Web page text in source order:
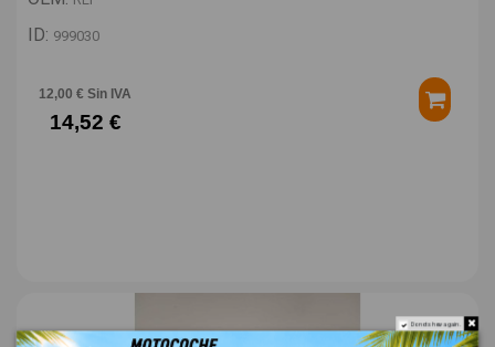
ID: 999030
12,00 € Sin IVA
14,52 €
Do not show again.